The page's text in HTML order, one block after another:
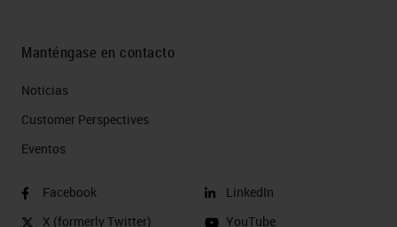
Manténgase en contacto
Noticias
Customer Perspectives​
Eventos
Facebook
X (formerly Twitter)
LinkedIn
YouTube